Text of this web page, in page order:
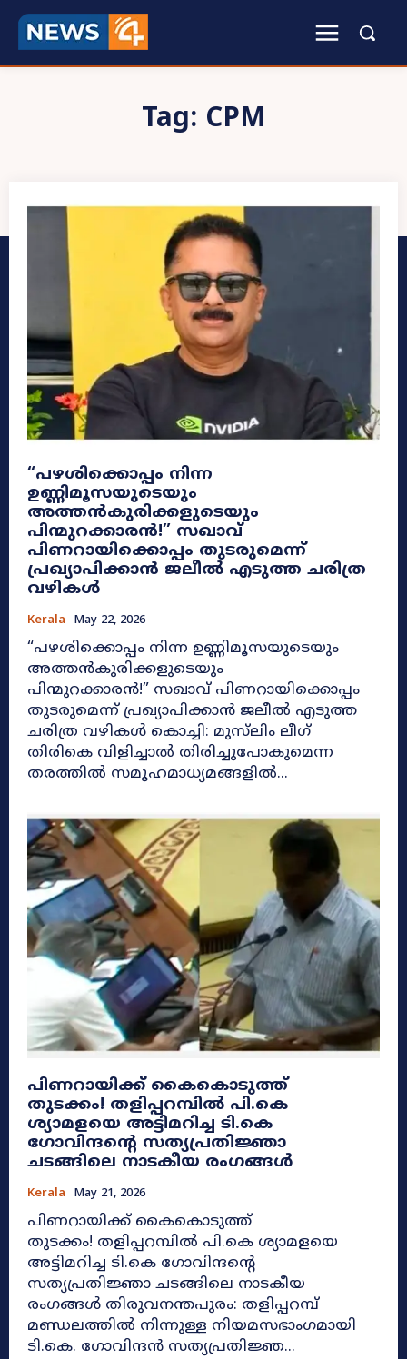
Tag: CPM
​“പഴശിക്കൊപ്പം നിന്ന
ഉണ്ണിമൂസയുടെയും
അത്തൻകുരിക്കളുടെയും
പിന്മുറക്കാരൻ!” സഖാവ്
പിണറായിക്കൊപ്പം തുടരുമെന്ന്
പ്രഖ്യാപിക്കാൻ ജലീൽ എടുത്ത ചരിത്ര
വഴികൾ
Kerala May 22, 2026
​“പഴശിക്കൊപ്പം നിന്ന ഉണ്ണിമൂസയുടെയും
അത്തൻകുരിക്കളുടെയും
പിന്മുറക്കാരൻ!” സഖാവ് പിണറായിക്കൊപ്പം
തുടരുമെന്ന് പ്രഖ്യാപിക്കാൻ ജലീൽ എടുത്ത
ചരിത്ര വഴികൾ കൊച്ചി: മുസ്‌ലിം ലീഗ്
തിരികെ വിളിച്ചാൽ തിരിച്ചുപോകുമെന്ന
തരത്തിൽ സമൂഹമാധ്യമങ്ങളിൽ...
പിണറായിക്ക് കൈകൊടുത്ത്
തുടക്കം! തളിപ്പറമ്പിൽ പി.കെ
ശ്യാമളയെ അട്ടിമറിച്ച ടി.കെ
ഗോവിന്ദന്റെ സത്യപ്രതിജ്ഞാ
ചടങ്ങിലെ നാടകീയ രംഗങ്ങൾ
Kerala May 21, 2026
പിണറായിക്ക് കൈകൊടുത്ത്
തുടക്കം! തളിപ്പറമ്പിൽ പി.കെ ശ്യാമളയെ
അട്ടിമറിച്ച ടി.കെ ഗോവിന്ദന്റെ
സത്യപ്രതിജ്ഞാ ചടങ്ങിലെ നാടകീയ
രംഗങ്ങൾ തിരുവനന്തപുരം: തളിപ്പറമ്പ്
മണ്ഡലത്തിൽ നിന്നുള്ള നിയമസഭാംഗമായി
ടി.കെ. ഗോവിന്ദൻ സത്യപ്രതിജ്ഞ...